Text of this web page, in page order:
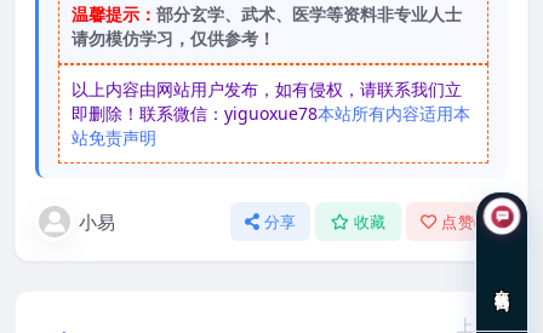
温馨提示： 部分玄学、武术、医学等资料非专业人士
请勿模仿学习，仅供参考！
以上内容由网站用户发布，如有侵权，请联系我们立
即删除！联系微信：yiguoxue78本站所有内容适用本
站免责声明
小易 分享 收藏 点赞( 0 )
上一篇